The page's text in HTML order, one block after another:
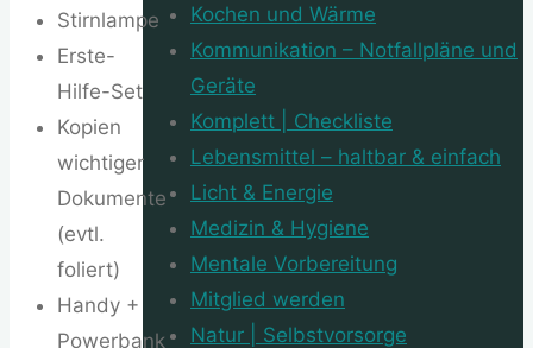
Stirnlampe
Erste-
Hilfe-Set
Kopien
wichtiger
Dokumente
(evtl.
foliert)
Handy +
Powerbank
Kochen und Wärme
Kommunikation – Notfallpläne und
Geräte
Komplett | Checkliste
Lebensmittel – haltbar & einfach
Licht & Energie
Medizin & Hygiene
Mentale Vorbereitung
Mitglied werden
Natur | Selbstvorsorge